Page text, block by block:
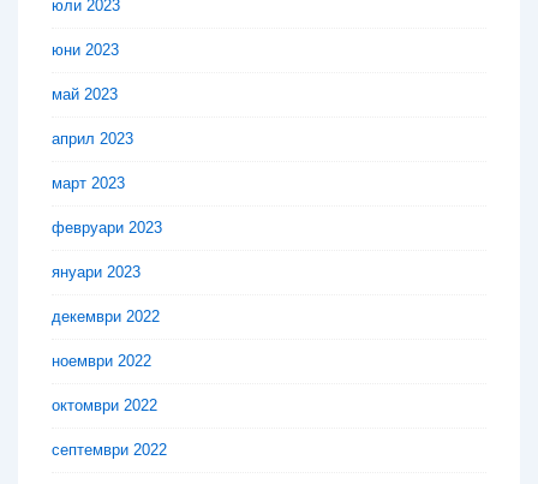
юли 2023
юни 2023
май 2023
април 2023
март 2023
февруари 2023
януари 2023
декември 2022
ноември 2022
октомври 2022
септември 2022